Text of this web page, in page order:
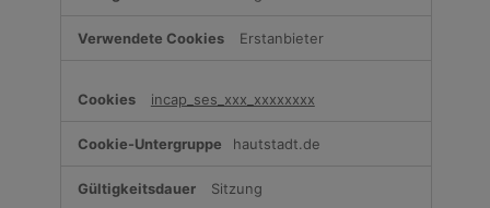
Erstanbieter
incap_ses_xxx_xxxxxxxx
hautstadt.de
Sitzung